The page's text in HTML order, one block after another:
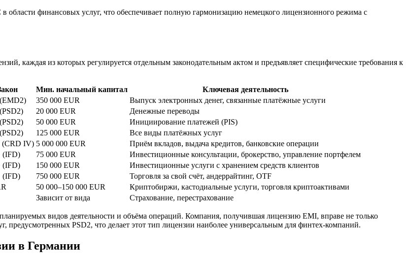
области финансовых услуг, что обеспечивает полную гармонизацию немецкого лицензионного режима с
каждая из которых регулируется отдельным законодательным актом и предъявляет специфические требования к
Мин. начальный капитал
Ключевая деятельность
350 000 EUR
Выпуск электронных денег, связанные платёжные услуги
20 000 EUR
Денежные переводы
50 000 EUR
Инициирование платежей (PIS)
125 000 EUR
Все виды платёжных услуг
(CRD IV) 5 000 000 EUR
Приём вкладов, выдача кредитов, банковские операции
(IFD) 75 000 EUR
Инвестиционные консультации, брокерство, управление портфелем
(IFD) 150 000 EUR
Инвестиционные услуги с хранением средств клиентов
(IFD) 750 000 EUR
Торговля за свой счёт, андеррайтинг, OTF
50 000–150 000 EUR
Криптобиржи, кастодиальные услуги, торговля криптоактивами
Зависит от вида Страхование, перестрахование
видов деятельности и объёма операций. Компания, получившая лицензию EMI, вправе не только
предусмотренных PSD2, что делает этот тип лицензии наиболее универсальным для финтех-компаний.
в Германии